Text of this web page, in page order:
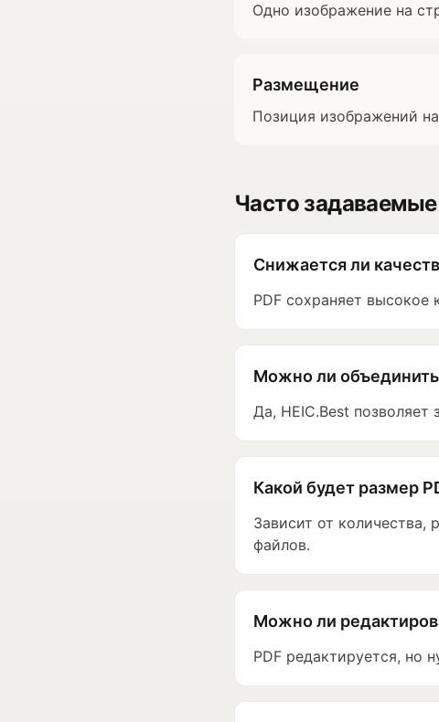
Одно изображение на
Размещение
Позиция изображений
Часто
Снижается ли
PDF сохраняет высокое
Можно ли объединить
Да, HEIC.Best позволяет
Какой будет размер
Зависит от
файлов.
Можно ли
PDF редактируется, но